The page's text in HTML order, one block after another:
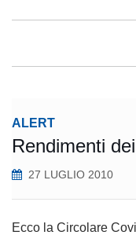
ALERT
Rendimenti
27 LUGLIO 2010
Ecco la Circolare